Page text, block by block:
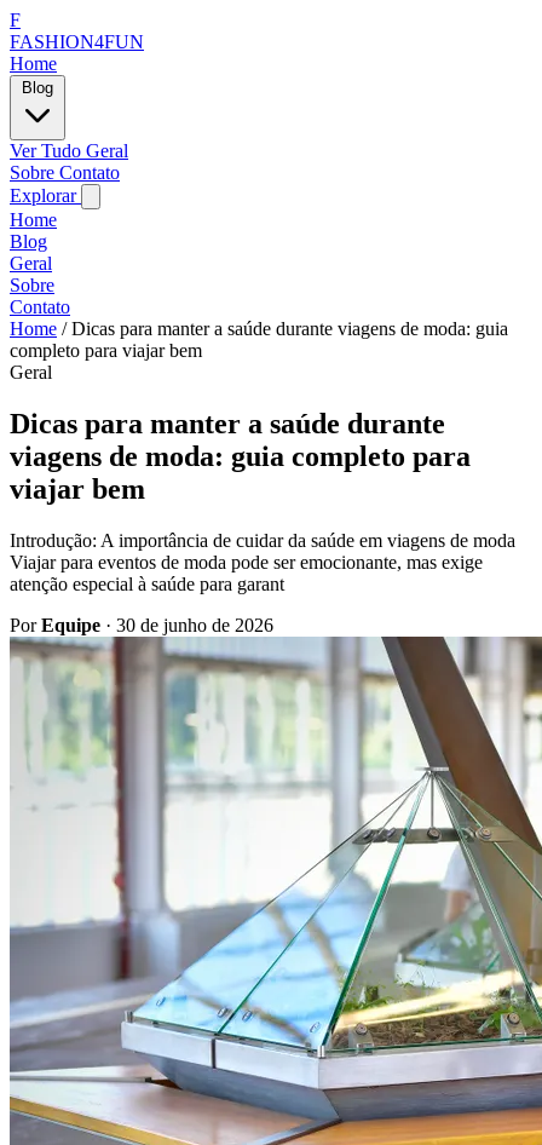
F
FASHION4FUN
Home
Ver Tudo Geral
Sobre Contato
Explorar
Home
Blog
Geral
Sobre
Contato
Home / Dicas para manter a saúde durante viagens de moda: guia
completo para viajar bem
Geral
Dicas para manter a saúde durante
viagens de moda: guia completo para
viajar bem
Introdução: A importância de cuidar da saúde em viagens de moda
Viajar para eventos de moda pode ser emocionante, mas exige
atenção especial à saúde para garant
PorEquipe · 30 de junho de 2026